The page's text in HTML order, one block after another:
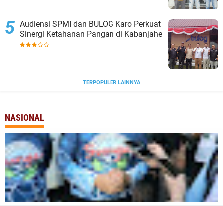
Audiensi SPMI dan BULOG Karo Perkuat
Sinergi Ketahanan Pangan di Kabanjahe
TERPOPULER LAINNYA
NASIONAL